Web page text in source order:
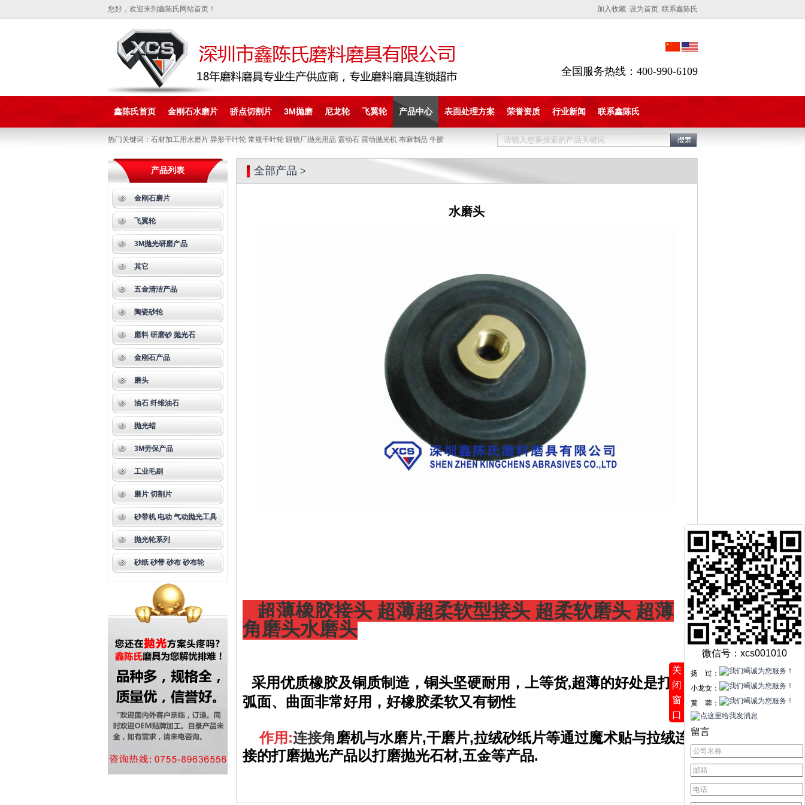
您好，欢迎来到鑫陈氏网站首页！ 加入收藏 设为首页 联系鑫陈氏
全国服务热线：400-990-6109
鑫陈氏首页 金刚石水磨片 骄点切割片 3M抛磨 尼龙轮 飞翼轮 产品中心 表面处理方案 荣誉资质 行业新闻 联系鑫陈氏
热门关键词：石材加工用水磨片 异形千叶轮 常规千叶轮 眼镜厂抛光用品 震动石 震动抛光机 布麻制品 牛胶
产品列表
金刚石磨片
飞翼轮
3M抛光研磨产品
其它
五金清洁产品
陶瓷砂轮
磨料 研磨砂 抛光石
金刚石产品
磨头
油石 纤维油石
抛光蜡
3M劳保产品
工业毛刷
磨片 切割片
砂带机 电动 气动抛光工具
抛光轮系列
砂纸 砂带 砂布 砂布轮
全部产品 >
水磨头
超薄橡胶接头 超薄超柔软型接头 超柔软磨头 超薄
角磨头水磨头
采用优质橡胶及铜质制造，铜头坚硬耐用，上等货,超薄的好处是打磨
弧面、曲面非常好用，好橡胶柔软又有韧性
作用:连接角磨机与水磨片,干磨片,拉绒砂纸片等通过魔术贴与拉绒连
接的打磨抛光产品以打磨抛光石材,五金等产品.
关
闭
窗
口
微信号：xcs001010
扬 过：
小龙女：
黄 蓉：
留言